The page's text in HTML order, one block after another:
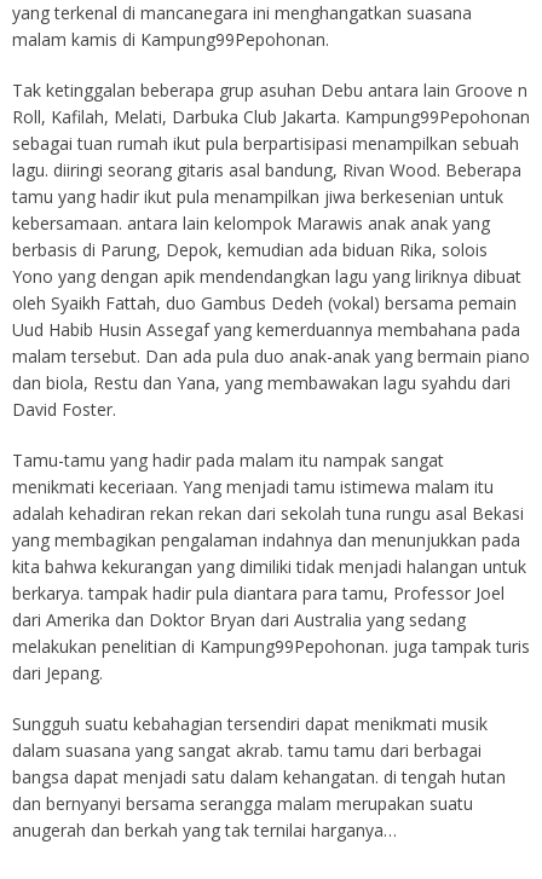
yang terkenal di mancanegara ini menghangatkan suasana
malam kamis di Kampung99Pepohonan.
Tak ketinggalan beberapa grup asuhan Debu antara lain Groove n
Roll, Kafilah, Melati, Darbuka Club Jakarta. Kampung99Pepohonan
sebagai tuan rumah ikut pula berpartisipasi menampilkan sebuah
lagu. diiringi seorang gitaris asal bandung, Rivan Wood. Beberapa
tamu yang hadir ikut pula menampilkan jiwa berkesenian untuk
kebersamaan. antara lain kelompok Marawis anak anak yang
berbasis di Parung, Depok, kemudian ada biduan Rika, solois
Yono yang dengan apik mendendangkan lagu yang liriknya dibuat
oleh Syaikh Fattah, duo Gambus Dedeh (vokal) bersama pemain
Uud Habib Husin Assegaf yang kemerduannya membahana pada
malam tersebut. Dan ada pula duo anak-anak yang bermain piano
dan biola, Restu dan Yana, yang membawakan lagu syahdu dari
David Foster.
Tamu-tamu yang hadir pada malam itu nampak sangat
menikmati keceriaan. Yang menjadi tamu istimewa malam itu
adalah kehadiran rekan rekan dari sekolah tuna rungu asal Bekasi
yang membagikan pengalaman indahnya dan menunjukkan pada
kita bahwa kekurangan yang dimiliki tidak menjadi halangan untuk
berkarya. tampak hadir pula diantara para tamu, Professor Joel
dari Amerika dan Doktor Bryan dari Australia yang sedang
melakukan penelitian di Kampung99Pepohonan. juga tampak turis
dari Jepang.
Sungguh suatu kebahagian tersendiri dapat menikmati musik
dalam suasana yang sangat akrab. tamu tamu dari berbagai
bangsa dapat menjadi satu dalam kehangatan. di tengah hutan
dan bernyanyi bersama serangga malam merupakan suatu
anugerah dan berkah yang tak ternilai harganya…